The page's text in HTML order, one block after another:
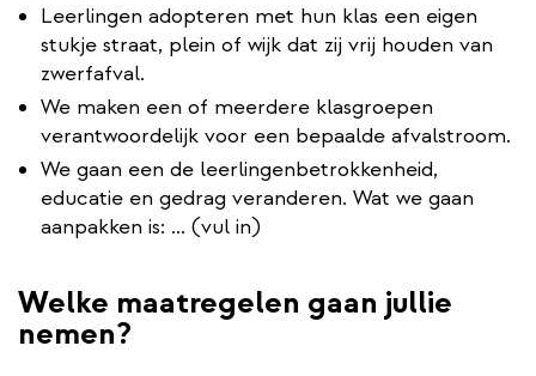
Leerlingen adopteren met hun klas een eigen
stukje straat, plein of wijk dat zij vrij houden van
zwerfafval.
We maken een of meerdere klasgroepen
verantwoordelijk voor een bepaalde afvalstroom.
We gaan een de leerlingenbetrokkenheid,
educatie en gedrag veranderen. Wat we gaan
aanpakken is: ... (vul in)
Welke maatregelen gaan jullie
nemen?